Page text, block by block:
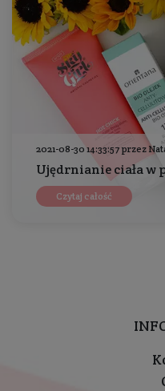
2021-08-30 14:33:57 przez
Ujędrnianie ciała w
Czytaj całość